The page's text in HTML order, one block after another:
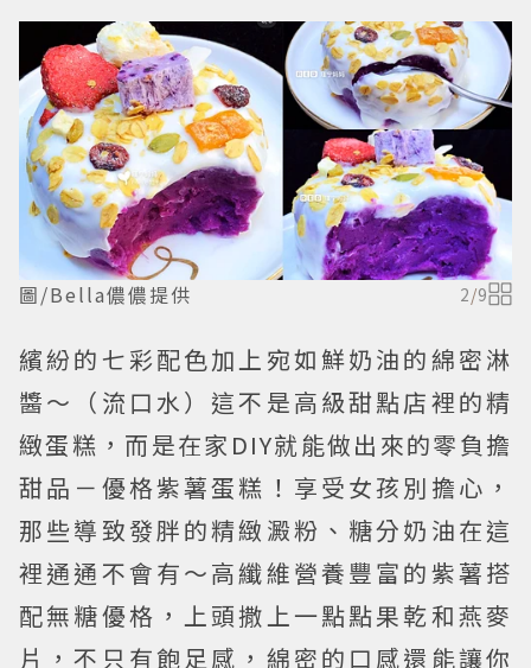
圖/Bella儂儂提供 2/9
繽紛的七彩配色加上宛如鮮奶油的綿密淋
醬～（流口水）這不是高級甜點店裡的精
緻蛋糕，而是在家DIY就能做出來的零負擔
甜品－優格紫薯蛋糕！享受女孩別擔心，
那些導致發胖的精緻澱粉、糖分奶油在這
裡通通不會有～高纖維營養豐富的紫薯搭
配無糖優格，上頭撒上一點點果乾和燕麥
片，不只有飽足感，綿密的口感還能讓你